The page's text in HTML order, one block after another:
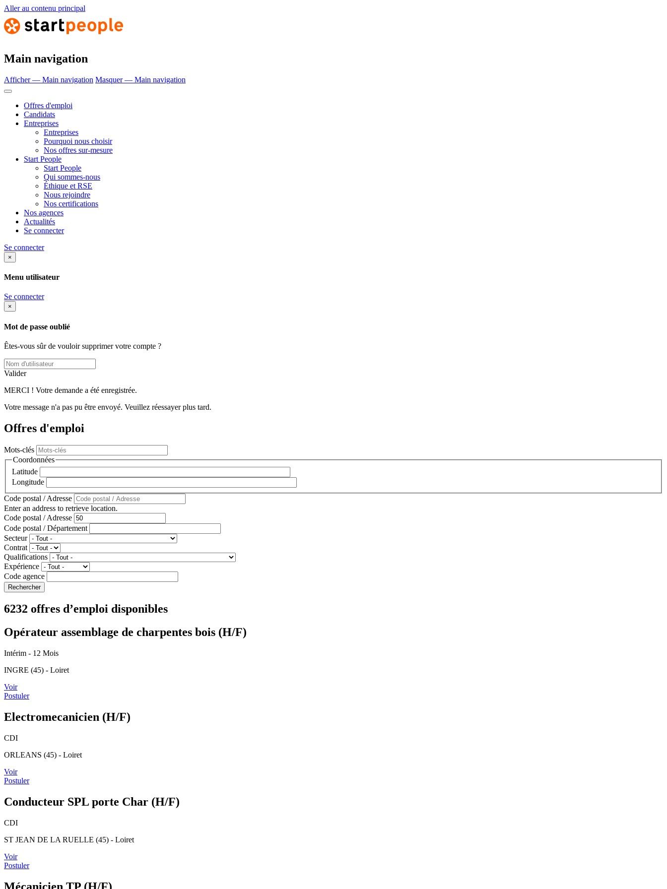
Aller au contenu principal
Main navigation
Afficher — Main navigation Masquer — Main navigation
Offres d'emploi
Candidats
Entreprises
Entreprises
Pourquoi nous choisir
Nos offres sur-mesure
Start People
Start People
Qui sommes-nous
Éthique et RSE
Nous rejoindre
Nos certifications
Nos agences
Actualités
Se connecter
Se connecter
×
Menu utilisateur
Se connecter
×
Mot de passe oublié
Êtes-vous sûr de vouloir supprimer votre compte ?
Valider
MERCI ! Votre demande a été enregistrée.
Votre message n'a pas pu être envoyé. Veuillez réessayer plus tard.
Offres d'emploi
Mots-clés
Coordonnées
Latitude
Longitude
Code postal / Adresse
Enter an address to retrieve location.
Code postal / Adresse
Code postal / Département
Secteur
Contrat
Qualifications
Expérience
Code agence
6232 offres d’emploi disponibles
Opérateur assemblage de charpentes bois (H/F)
Intérim - 12 Mois
INGRE (45) - Loiret
Voir
Postuler
Electromecanicien (H/F)
CDI
ORLEANS (45) - Loiret
Voir
Postuler
Conducteur SPL porte Char (H/F)
CDI
ST JEAN DE LA RUELLE (45) - Loiret
Voir
Postuler
Mécanicien TP (H/F)